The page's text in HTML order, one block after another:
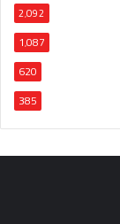
2٬092
1٬087
620
385